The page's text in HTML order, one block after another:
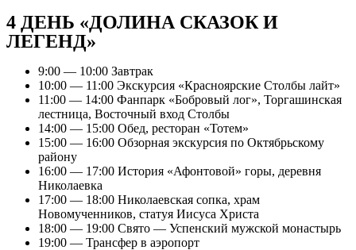
4 ДЕНЬ «ДОЛИНА СКАЗОК И
ЛЕГЕНД»
9:00 — 10:00 Завтрак
10:00 — 11:00 Экскурсия «Красноярские Столбы лайт»
11:00 — 14:00 Фанпарк «Бобровый лог», Торгашинская
лестница, Восточный вход Столбы
14:00 — 15:00 Обед, ресторан «Тотем»
15:00 — 16:00 Обзорная экскурсия по Октябрьскому
району
16:00 — 17:00 История «Афонтовой» горы, деревня
Николаевка
17:00 — 18:00 Николаевская сопка, храм
Новомученников, статуя Иисуса Христа
18:00 — 19:00 Свято — Успенский мужской монастырь
19:00 — Трансфер в аэропорт